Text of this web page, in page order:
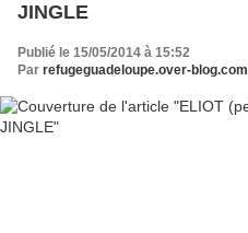
JINGLE
Publié le 15/05/2014 à 15:52
Par refugeguadeloupe.over-blog.com